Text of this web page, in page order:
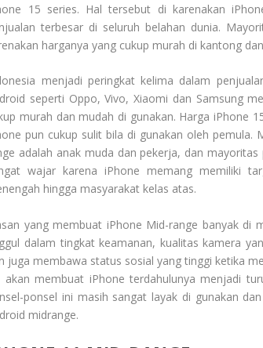
15 series. Hal tersebut di karenakan
terbesar di seluruh belahan dunia.
harganya yang cukup murah di kantong
menjadi peringkat kelima dalam
seperti Oppo, Vivo, Xiaomi dan Samsung
murah dan mudah di gunakan. Harga iPhone
pun cukup sulit bila di gunakan oleh pemula.
adalah anak muda dan pekerja, dan
wajar karena iPhone memang memiliki
hingga masyarakat kelas atas.
yang membuat iPhone Mid-range banyak di
dalam tingkat keamanan, kualitas kamera
juga membawa status sosial yang tinggi ketika
akan membuat iPhone terdahulunya menjadi
ponsel ini masih sangat layak di gunakan
midrange.